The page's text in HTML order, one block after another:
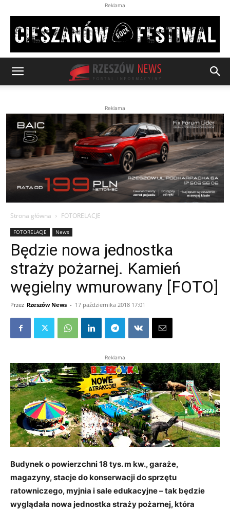
Reklama
Reklama
Strona główna FOTORELACJE
FOTORELACJE News
Będzie nowa jednostka
straży pożarnej. Kamień
węgielny wmurowany [FOTO]
Przez Rzeszów News - 17 października 2018 17:01
Reklama
Budynek o powierzchni 18 tys. m kw., garaże,
magazyny, stacje do konserwacji do sprzętu
ratowniczego, myjnia i sale edukacyjne – tak będzie
wyglądała nowa jednostka straży pożarnej, która